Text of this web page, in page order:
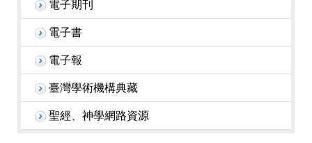
電子期刊
電子書
電子報
臺灣學術機構典藏
聖經、神學網路資源